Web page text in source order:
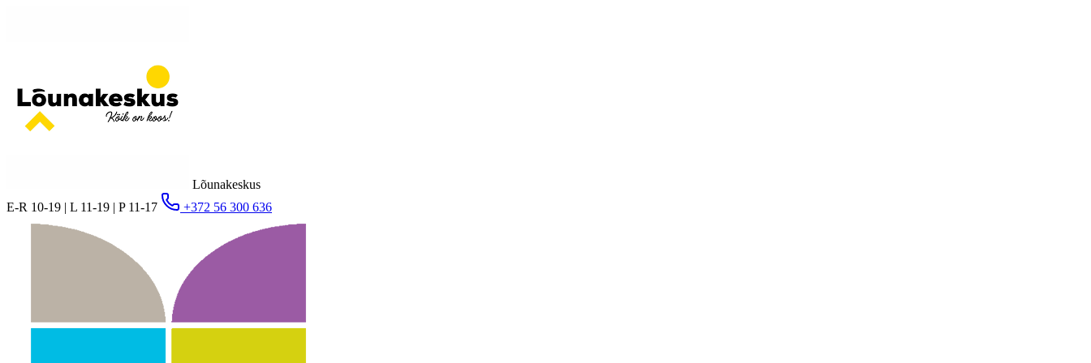
Lõunakeskus
E-R 10-19 | L 11-19 | P 11-17
+372 56 300 636